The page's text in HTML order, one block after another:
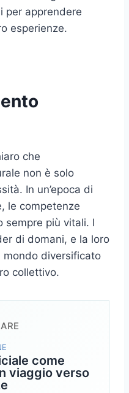
per apprendere
esperienze.
che
non è solo
In un’epoca di
le competenze
sempre più vitali. I
di domani, e la loro
mondo diversificato
collettivo.
come
viaggio verso